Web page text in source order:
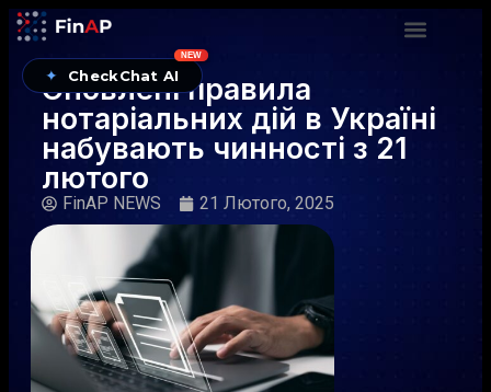
✦ CheckChat AI
NEW
Оновлені правила
нотаріальних дій в Україні
набувають чинності з 21
лютого
FinAP NEWS 21 Лютого, 2025